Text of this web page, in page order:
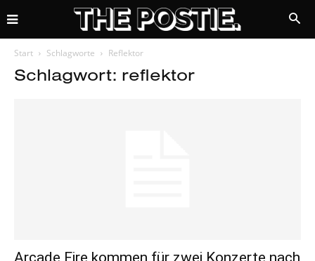
Start Schlagworte Reflektor
Schlagwort: reflektor